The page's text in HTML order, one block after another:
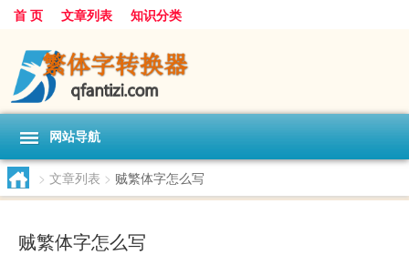
首 页 文章列表 知识分类
网站导航
> 文章列表 > 贼繁体字怎么写
贼繁体字怎么写